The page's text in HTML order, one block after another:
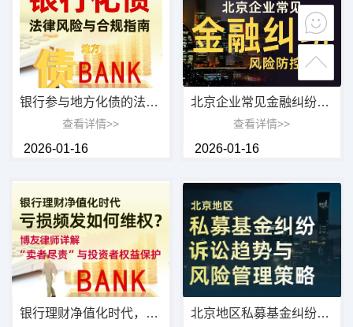
银行参与地方化债的法律合规要点与风险防控指南
查看详情>>
2026-01-16
北京企业常见金融纠纷风险防控指南
查看详情>>
2026-01-16
银行理财净值化时代，亏损频发如何维权？博友律师详解“卖者尽责”与投资者权益保护 北京地区私募基金纠纷诉讼趋势与风险管理策略